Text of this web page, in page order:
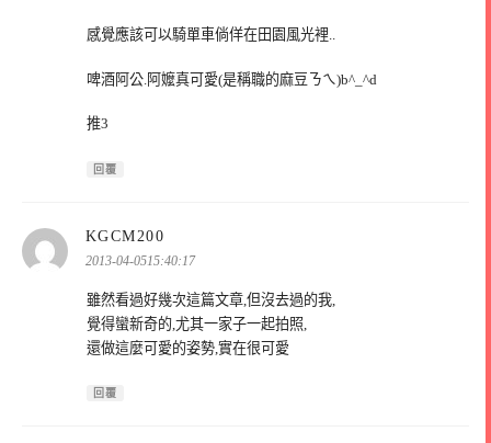
感覺應該可以騎單車倘佯在田園風光裡..
啤酒阿公.阿嬤真可愛(是稱職的麻豆ㄋㄟ)b^_^d
推3
回覆
KGCM200
示:
2013-04-0515:40:17
雖然看過好幾次這篇文章,但沒去過的我,
覺得蠻新奇的,尤其一家子一起拍照,
還做這麼可愛的姿勢,實在很可愛
回覆